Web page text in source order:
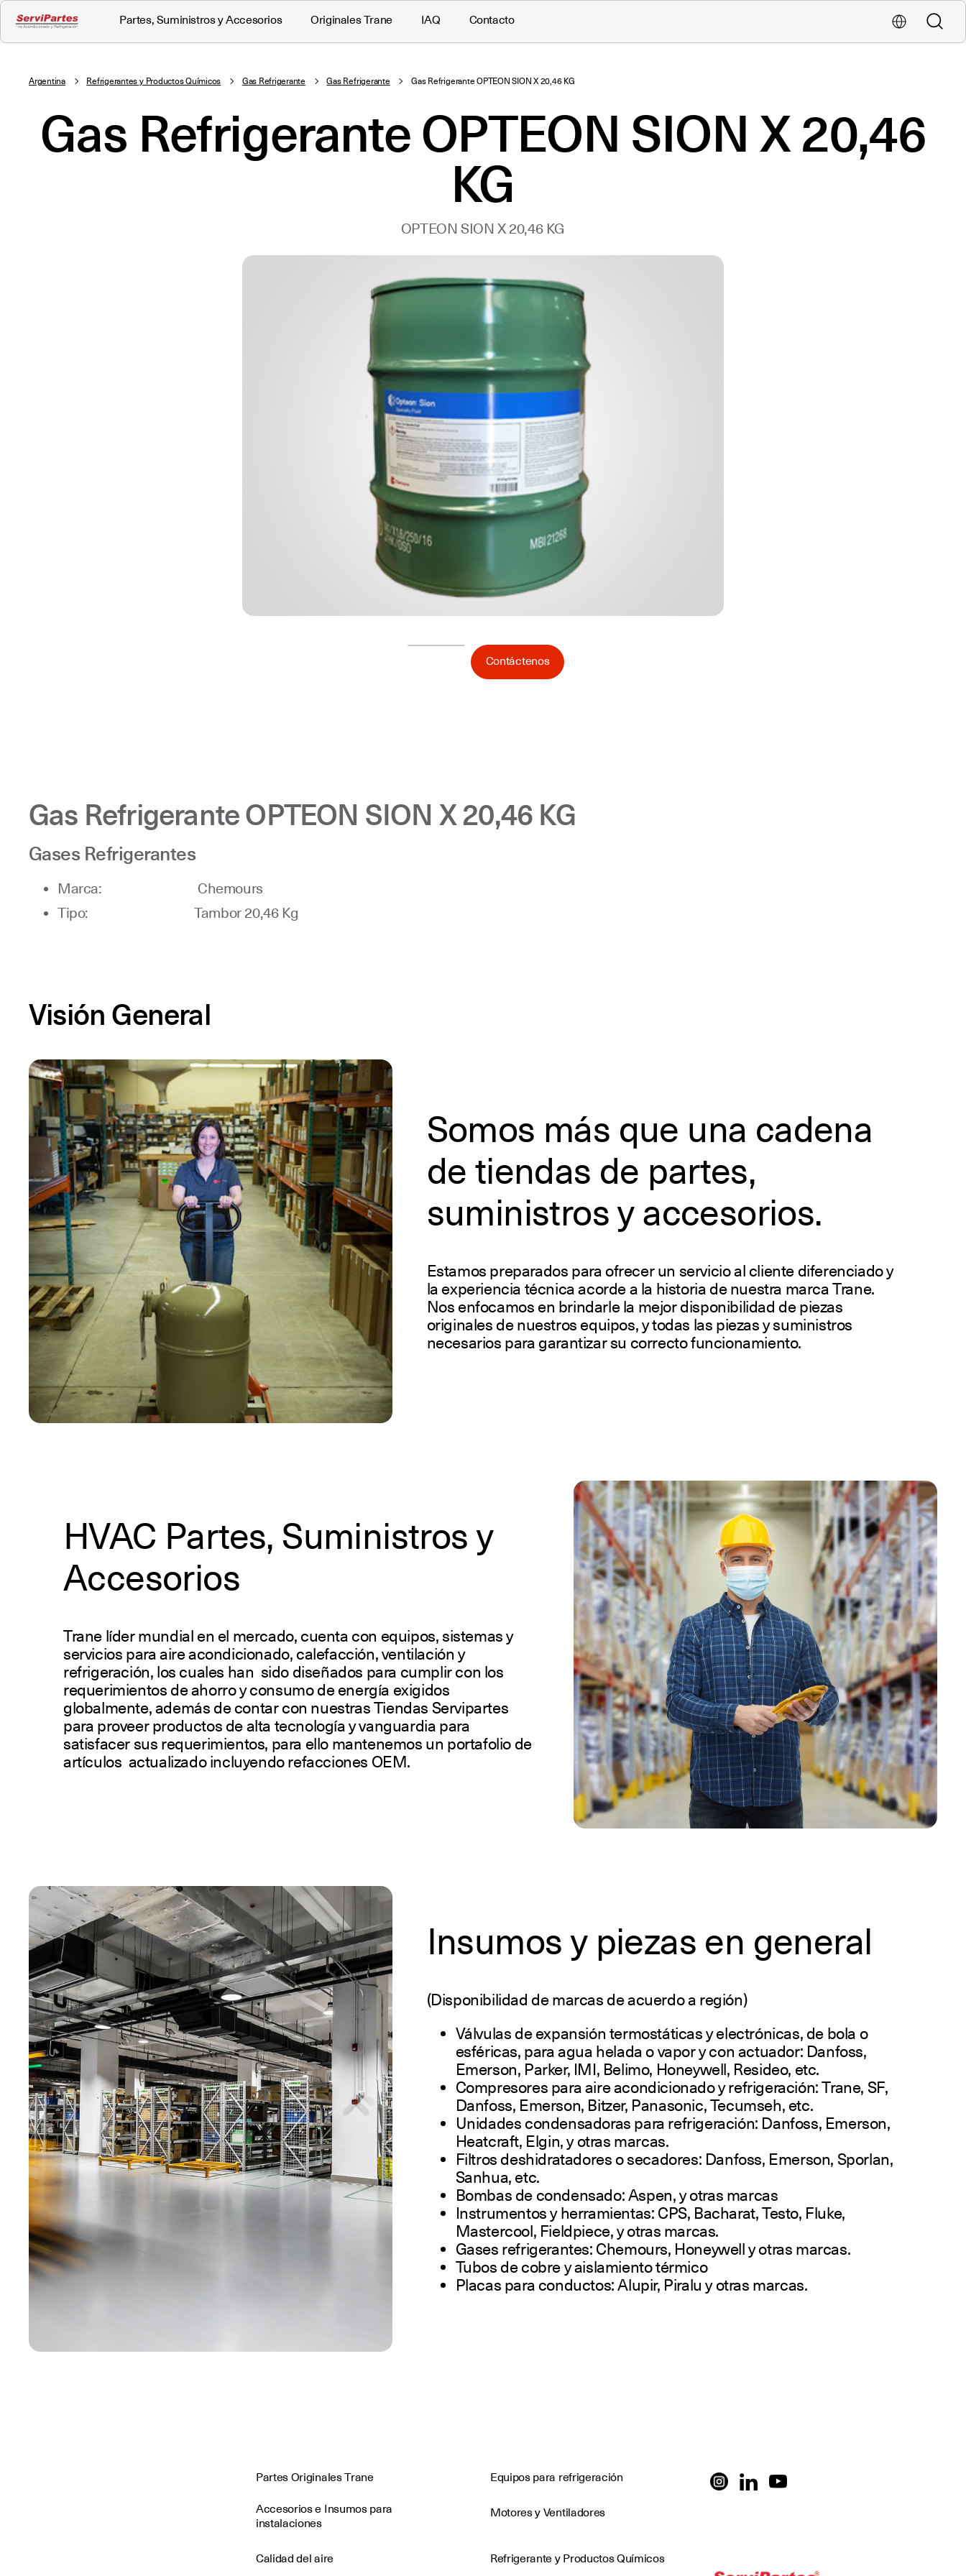
Buscar
Partes, Suministros y Accesorios Originales Trane IAQ Contacto
Argentina Refrigerantes y Productos Químicos Gas Refrigerante Gas Refrigerante Gas Refrigerante OPTEON SION X 20,46 KG
Gas Refrigerante OPTEON SION X 20,46
KG
OPTEON SION X 20,46 KG
Contáctenos
Visión General Descripción
Gas Refrigerante OPTEON SION X 20,46 KG
Gases Refrigerantes
Marca: Chemours
Tipo: Tambor 20,46 Kg
Visión General
Somos más que una cadena
de tiendas de partes,
suministros y accesorios.
Estamos preparados para ofrecer un servicio al cliente diferenciado y
la experiencia técnica acorde a la historia de nuestra marca Trane.
Nos enfocamos en brindarle la mejor disponibilidad de piezas
originales de nuestros equipos, y todas las piezas y suministros
necesarios para garantizar su correcto funcionamiento.
HVAC Partes, Suministros y
Accesorios
Trane líder mundial en el mercado, cuenta con equipos, sistemas y
servicios para aire acondicionado, calefacción, ventilación y
refrigeración, los cuales han sido diseñados para cumplir con los
requerimientos de ahorro y consumo de energía exigidos
globalmente, además de contar con nuestras Tiendas Servipartes
para proveer productos de alta tecnología y vanguardia para
satisfacer sus requerimientos, para ello mantenemos un portafolio de
artículos actualizado incluyendo refacciones OEM.
Insumos y piezas en general
(Disponibilidad de marcas de acuerdo a región)
Válvulas de expansión termostáticas y electrónicas, de bola o
esféricas, para agua helada o vapor y con actuador: Danfoss,
Emerson, Parker, IMI, Belimo, Honeywell, Resideo, etc.
Compresores para aire acondicionado y refrigeración: Trane, SF,
Danfoss, Emerson, Bitzer, Panasonic, Tecumseh, etc.
Unidades condensadoras para refrigeración: Danfoss, Emerson,
Heatcraft, Elgin, y otras marcas.
Filtros deshidratadores o secadores: Danfoss, Emerson, Sporlan,
Sanhua, etc.
Bombas de condensado: Aspen, y otras marcas
Instrumentos y herramientas: CPS, Bacharat, Testo, Fluke,
Mastercool, Fieldpiece, y otras marcas.
Gases refrigerantes: Chemours, Honeywell y otras marcas.
Tubos de cobre y aislamiento térmico
Placas para conductos: Alupir, Piralu y otras marcas.
Partes Originales Trane Equipos para refrigeración
Accesorios e Insumos para
instalaciones
Motores y Ventiladores
Calidad del aire Refrigerante y Productos Químicos